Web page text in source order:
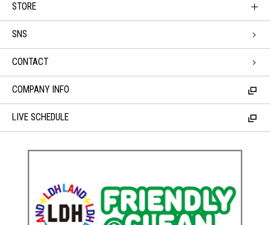
STORE
SNS
CONTACT
COMPANY INFO
LIVE SCHEDULE